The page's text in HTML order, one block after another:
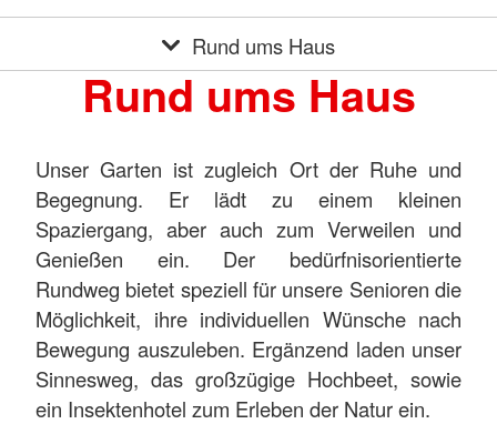
Rund ums Haus
Rund ums Haus
Unser Garten ist zugleich Ort der Ruhe und
Begegnung. Er lädt zu einem kleinen
Spaziergang, aber auch zum Verweilen und
Genießen ein. Der bedürfnisorientierte
Rundweg bietet speziell für unsere Senioren die
Möglichkeit, ihre individuellen Wünsche nach
Bewegung auszuleben. Ergänzend laden unser
Sinnesweg, das großzügige Hochbeet, sowie
ein Insektenhotel zum Erleben der Natur ein.